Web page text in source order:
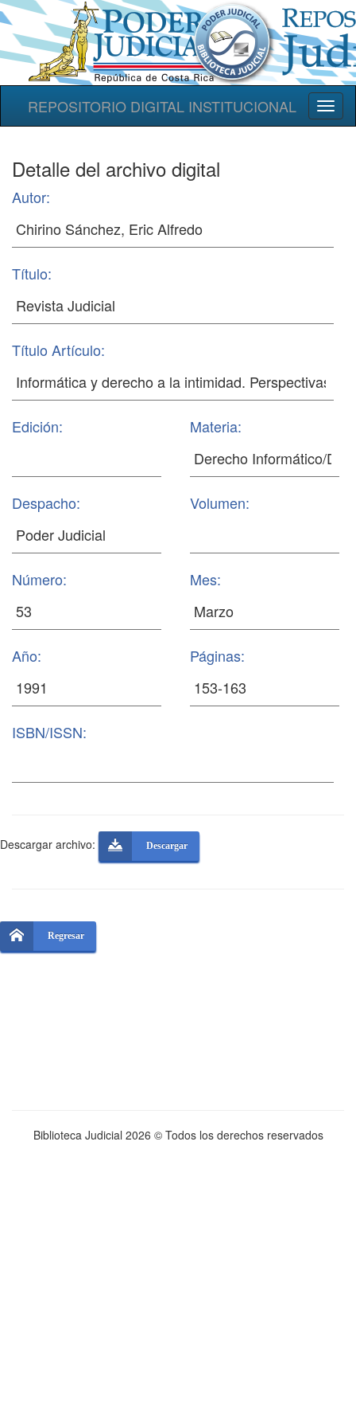
REPOSITORIO DIGITAL INSTITUCIONAL
Detalle del archivo digital
Autor:
Título:
Título Artículo:
Edición: Materia:
Despacho: Volumen:
Número: Mes:
Año: Páginas:
ISBN/ISSN:
Descargar archivo: Descargar
Regresar
Biblioteca Judicial 2026 © Todos los derechos reservados